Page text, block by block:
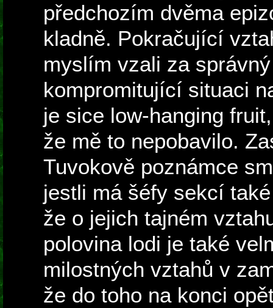
předchozím dvěma
kladně. Pokračující
myslím vzali za
kompromitující situaci
je sice low-hanging
že mě to nepobavilo.
Tuvokově poznámce
jestli má šéfy sekcí
že o jejich tajném
polovina lodi je také
milostných vztahů v
že do toho na konci